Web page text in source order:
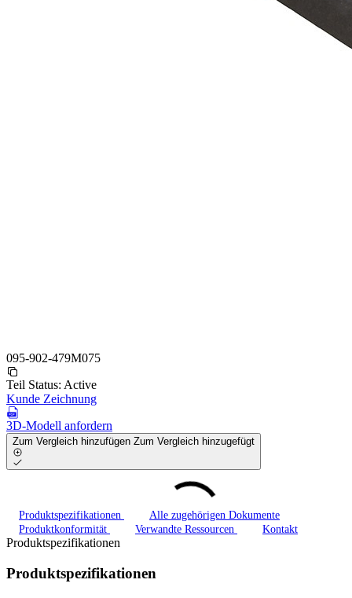
095-902-479M075
Teil Status: Active
Kunde Zeichnung
3D-Modell anfordern
Zum Vergleich hinzufügen Zum Vergleich hinzugefügt
Produktspezifikationen
Alle zugehörigen Dokumente
Produktkonformität
Verwandte Ressourcen Kontakt
Produktspezifikationen
Produktspezifikationen